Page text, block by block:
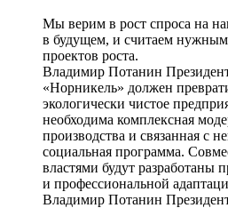
Мы верим в рост спроса на
в будущем, и считаем нужным
проектов роста.
Владимир Потанин
«Норникель» должен
экологически чистое
необходима комплексная
производства и связанная с
социальная программа.
властями будут разработаны
и профессиональной
Владимир Потанин